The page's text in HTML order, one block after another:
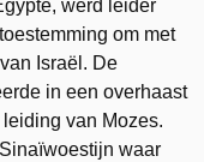
werd leider
om met
Israël. De
in een overhaast
van Mozes.
waar